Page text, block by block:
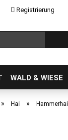
Registrierung
auswählen
WALD & WIESE
» Hai » Hammerhai